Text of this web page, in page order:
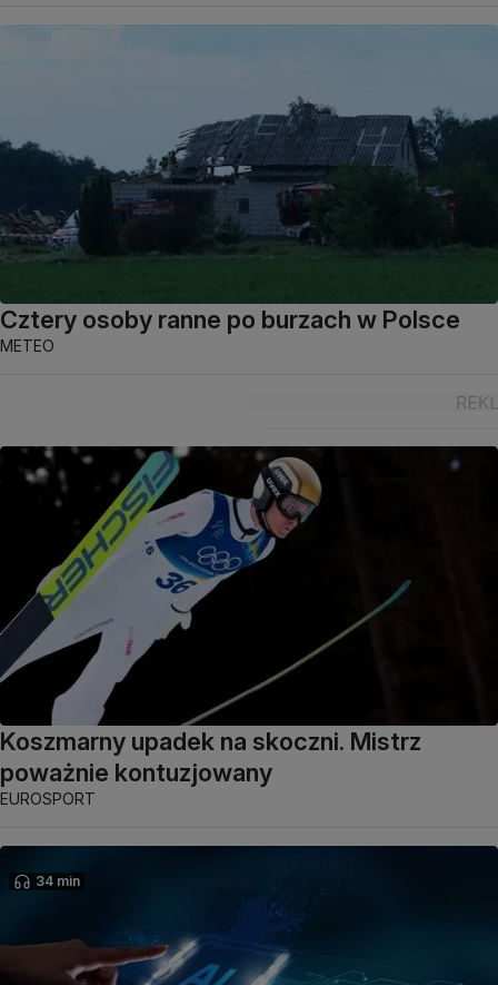
Cztery osoby ranne po burzach w Polsce
METEO
Koszmarny upadek na skoczni. Mistrz
poważnie kontuzjowany
EUROSPORT
34 min